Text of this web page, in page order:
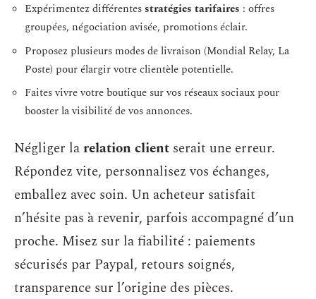
Expérimentez différentesstratégies tarifaires : offres
groupées, négociation avisée, promotions éclair.
Proposez plusieurs modes de livraison (Mondial Relay, La
Poste) pour élargir votre clientèle potentielle.
Faites vivre votre boutique sur vos réseaux sociaux pour
booster la visibilité de vos annonces.
Négliger larelation client serait une erreur.
Répondez vite, personnalisez vos échanges,
emballez avec soin. Un acheteur satisfait
n’hésite pas à revenir, parfois accompagné d’un
proche. Misez sur la fiabilité : paiements
sécurisés par Paypal, retours soignés,
transparence sur l’origine des pièces.